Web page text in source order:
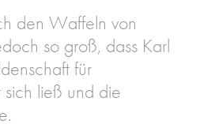
den Waffeln von
so groß, dass Karl
für
sich ließ und die